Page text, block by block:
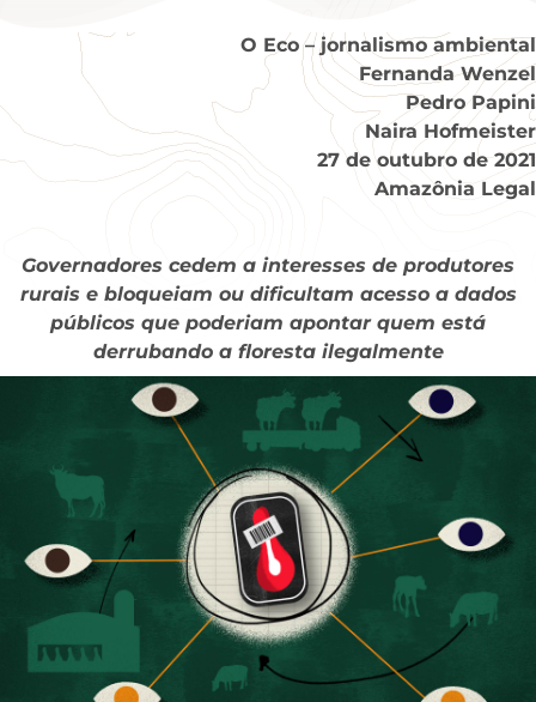
O Eco – jornalismo ambiental
Fernanda Wenzel
Pedro Papini
Naira Hofmeister
27 de outubro de 2021
Amazônia Legal
Governadores cedem a interesses de produtores
rurais e bloqueiam ou dificultam acesso a dados
públicos que poderiam apontar quem está
derrubando a floresta ilegalmente